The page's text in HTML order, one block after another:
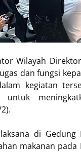
Wilayah
dan fungsi
kegiatan
di
makanan pada